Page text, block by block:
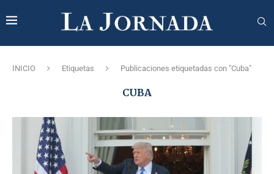
INICIO Etiquetas Publicaciones etiquetadas con "Cuba"
CUBA